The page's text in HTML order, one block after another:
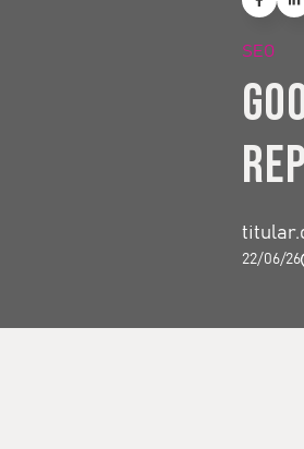
SEO
22/06/26